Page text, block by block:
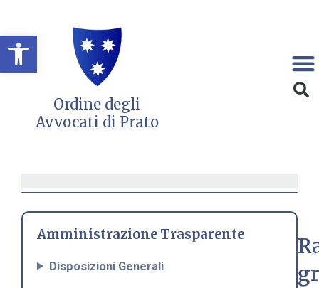
Open toolbar
contenuto
Ordine degli
Avvocati di Prato
Amministrazione Trasparente
Disposizioni Generali